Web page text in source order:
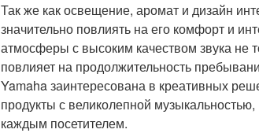
Так же как освещение, аромат и дизайн
значительно повлиять на его комфорт и
атмосферы с высоким качеством звука не
повлияет на продолжительность
Yamaha заинтересована в креативных
продукты с великолепной
каждым посетителем.